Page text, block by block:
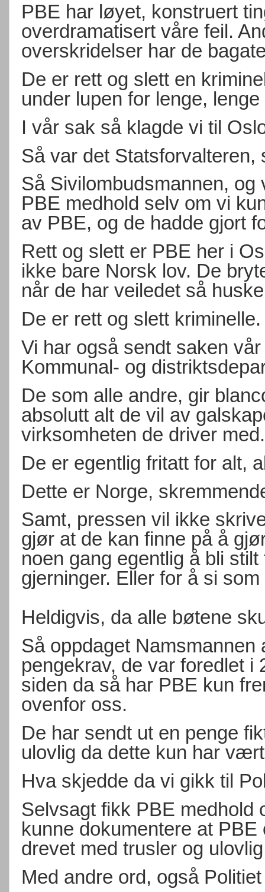
PBE har løyet, konstruert
overdramatisert våre feil.
overskridelser har de
De er rett og slett en
under lupen for lenge,
I vår sak så klagde vi til
Så var det Statsforvalteren,
Så Sivilombudsmannen,
PBE medhold selv om vi
av PBE, og de hadde gjort
Rett og slett er PBE her i
ikke bare Norsk lov. De
når de har veiledet så
De er rett og slett kriminelle.
Vi har også sendt saken
Kommunal- og
De som alle andre, gir
absolutt alt de vil av
virksomheten de driver med.
De er egentlig fritatt for alt,
Dette er Norge,
Samt, pressen vil ikke
gjør at de kan finne på å
noen gang egentlig å bli
gjerninger. Eller for å si
Heldigvis, da alle bøtene
Så oppdaget Namsmannen
pengekrav, de var foredlet i
siden da så har PBE kun
ovenfor oss.
De har sendt ut en penge
ulovlig da dette kun har
Hva skjedde da vi gikk til
Selvsagt fikk PBE medhold
kunne dokumentere at
drevet med trusler og
Med andre ord, også